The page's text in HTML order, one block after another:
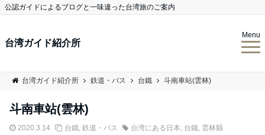
公認ガイドによるブログと一味違った台湾旅のご案内
台湾ガイド紹介所
Menu
台湾ガイド紹介所 鉄道・バス 台鐵 斗南車站(雲林)
斗南車站(雲林)
2020.3.14 台鐵, 鉄道・バス 台湾にある日本, 台鐵, 雲林縣